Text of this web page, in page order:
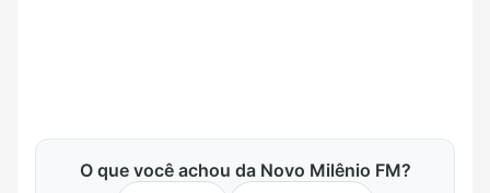
O que você achou da Novo Milênio FM?